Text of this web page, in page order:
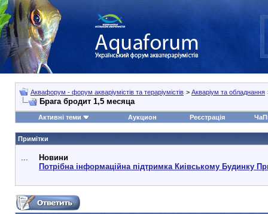
Аквафорум - форум акваріумістів та тераріумістів > Акваріум та обладнання
Брага бродит 1,5 месяца
Активні теми Аукцион Реєстрація
Примітки
...
Новини
Потрібна інформаційна підтримка Киівському Будинку